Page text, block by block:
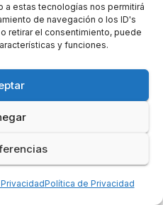
a estas tecnologías nos permitirá
de navegación o los ID's
retirar el consentimiento, puede
y funciones.
Política de Privacidad